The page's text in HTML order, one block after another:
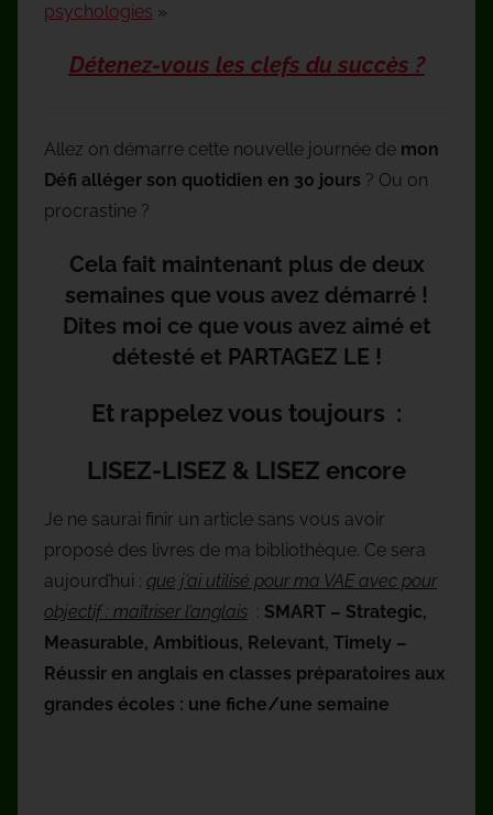
psychologies »
Détenez-vous les clefs du succès ?
Allez on démarre cette nouvelle journée de mon
Défi alléger son quotidien en 30 jours ? Ou on
procrastine ?
Cela fait maintenant plus de deux
semaines que vous avez démarré !
Dites moi ce que vous avez aimé et
détesté et PARTAGEZ LE !
Et rappelez vous toujours :
LISEZ-LISEZ & LISEZ encore
Je ne saurai finir un article sans vous avoir
proposé des livres de ma bibliothèque. Ce sera
aujourd’hui : que j’ai utilisé pour ma VAE avec pour
objectif : maîtriser l’anglais : SMART – Strategic,
Measurable, Ambitious, Relevant, Timely –
Réussir en anglais en classes préparatoires aux
grandes écoles : une fiche/une semaine